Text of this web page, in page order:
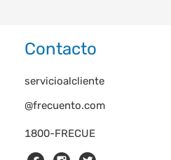
Contacto
1800-FRECUE
servicioalcliente
@frecuento.com